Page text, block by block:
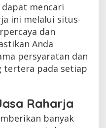
mencari
ini melalui situs-
dan
Anda
persyaratan dan
tertera pada setiap
Raharja
banyak